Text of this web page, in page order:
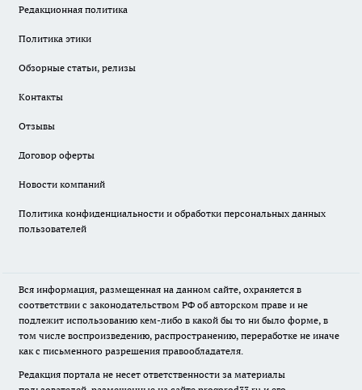
Редакционная политика
Политика этики
Обзорные статьи, релизы
Контакты
Отзывы
Договор оферты
Новости компаний
Политика конфиденциальности и обработки персональных данных
пользователей
Вся информация, размещенная на данном сайте, охраняется в
соответствии с законодательством РФ об авторском праве и не
подлежит использованию кем-либо в какой бы то ни было форме, в
том числе воспроизведению, распространению, переработке не иначе
как с письменного разрешения правообладателя.
Редакция портала не несет ответственности за материалы